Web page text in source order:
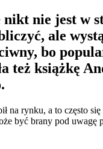
nikt nie jest w
ale
bo
też książkę
na rynku, a to często
być brany pod uwagę